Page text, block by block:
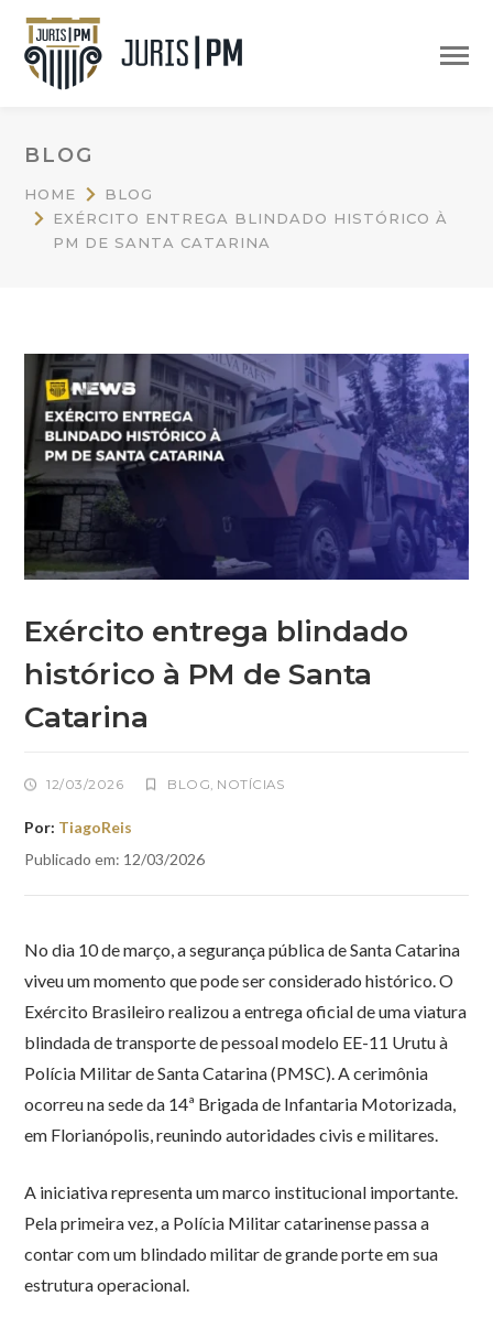
BLOG
HOME
BLOG
EXÉRCITO ENTREGA BLINDADO HISTÓRICO À
PM DE SANTA CATARINA
Exército entrega blindado
histórico à PM de Santa
Catarina
12/03/2026 BLOG, NOTÍCIAS
Por: TiagoReis
Publicado em: 12/03/2026
No dia 10 de março, a segurança pública de Santa Catarina
viveu um momento que pode ser considerado histórico. O
Exército Brasileiro realizou a entrega oficial de uma viatura
blindada de transporte de pessoal modelo EE-11 Urutu à
Polícia Militar de Santa Catarina (PMSC). A cerimônia
ocorreu na sede da 14ª Brigada de Infantaria Motorizada,
em Florianópolis, reunindo autoridades civis e militares.
A iniciativa representa um marco institucional importante.
Pela primeira vez, a Polícia Militar catarinense passa a
contar com um blindado militar de grande porte em sua
estrutura operacional.